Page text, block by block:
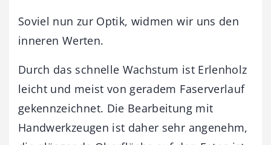
Soviel nun zur Optik, widmen wir uns den
inneren Werten.
Durch das schnelle Wachstum ist Erlenholz
leicht und meist von geradem Faserverlauf
gekennzeichnet. Die Bearbeitung mit
Handwerkzeugen ist daher sehr angenehm,